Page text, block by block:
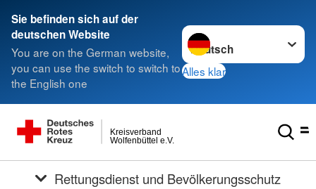
Sie befinden sich auf der
deutschen Website
You are on the German website,
you can use the switch to switch to
the English one
Sprache wechseln zu
Alles klar
Wolfenbüttel e.V.
Kreisverband
Rettungsdienst und Bevölkerungsschutz